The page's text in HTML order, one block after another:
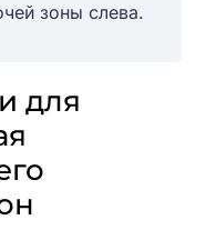
зоны слева.
для